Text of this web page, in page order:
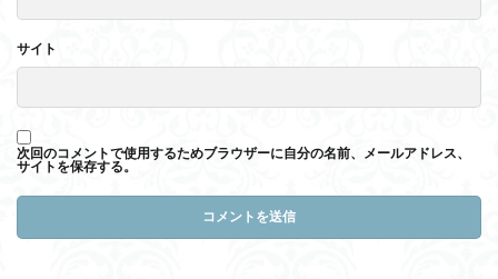
サイト
次回のコメントで使用するためブラウザーに自分の名前、メールアドレス、
サイトを保存する。